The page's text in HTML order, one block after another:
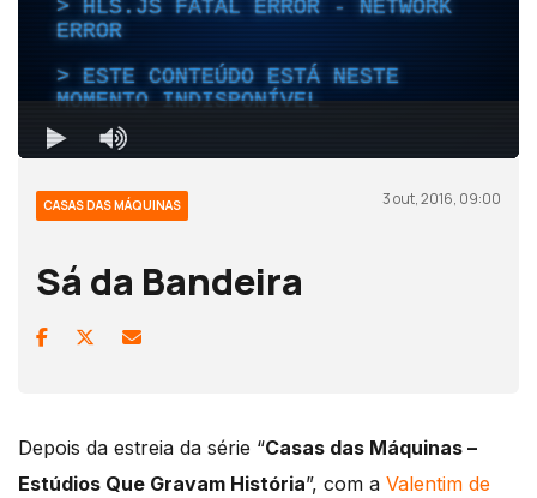
CASAS DAS MÁQUINAS 3 out, 2016, 09:00
Sá da Bandeira
Depois da estreia da série “Casas das Máquinas –
Estúdios Que Gravam História”, com a Valentim de